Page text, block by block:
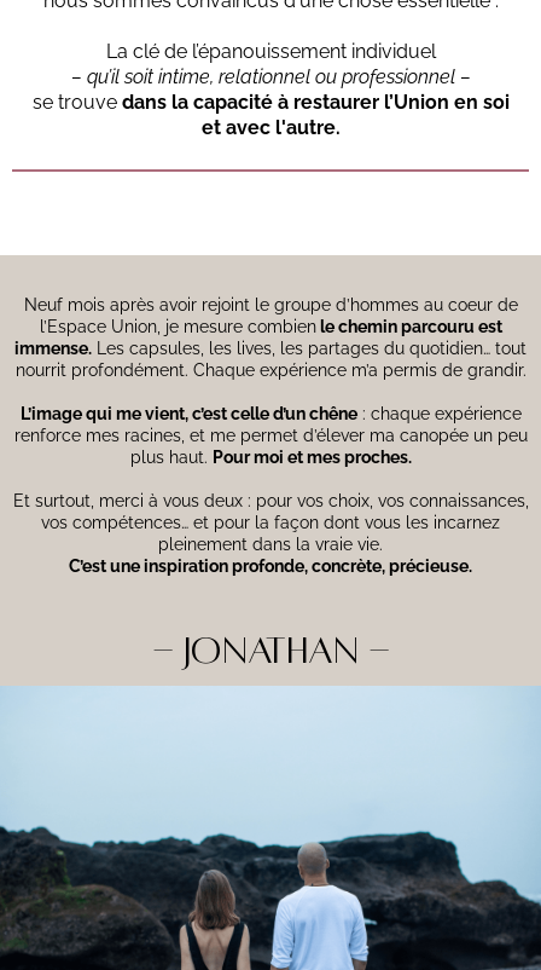
La clé de l’épanouissement individuel
– qu’il soit intime, relationnel ou professionnel –
se trouve dans la capacité à restaurer l’Union en soi
et avec l'autre.
Neuf mois après avoir rejoint le groupe d’hommes au coeur de
l’Espace Union, je mesure combienle chemin parcouru est
immense. Les capsules, les lives, les partages du quotidien… tout
nourrit profondément. Chaque expérience m’a permis de grandir.
L’image qui me vient, c’est celle d’un chêne: chaque expérience
renforce mes racines, et me permet d’élever ma canopée un peu
plus haut. Pour moi et mes proches.
Et surtout, merci à vous deux : pour vos choix, vos connaissances,
vos compétences… et pour la façon dont vous les incarnez
pleinement dans la vraie vie.
C’est une inspiration profonde, concrète, précieuse.
- Jonathan -